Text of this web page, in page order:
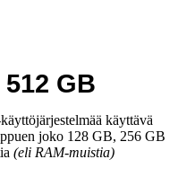
GB
käyttävä
joko 128 GB, 256 GB
(eli RAM-muistia)